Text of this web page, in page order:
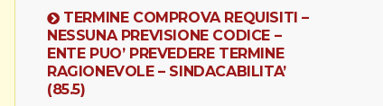
TERMINE COMPROVA REQUISITI –
NESSUNA PREVISIONE CODICE –
ENTE PUO’ PREVEDERE TERMINE
RAGIONEVOLE – SINDACABILITA’
(85.5)